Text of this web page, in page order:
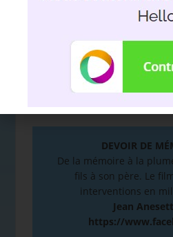
Nous soutenir
DEVOIR DE
De la mémoire à la
fils à son père. Le
interventions en
Jean
https://